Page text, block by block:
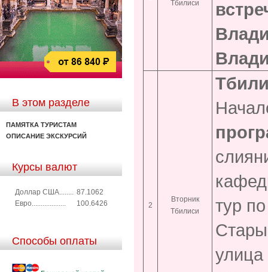
В этом разделе
ПАМЯТКА ТУРИСТАМ
ОПИСАНИЕ ЭКСКУРСИЙ
Курсы валют
Доллар США........ 87.1062
Евро...................
100.6426
Способы оплаты
Тбилиси
2
Вторник
Тбилиси
тур